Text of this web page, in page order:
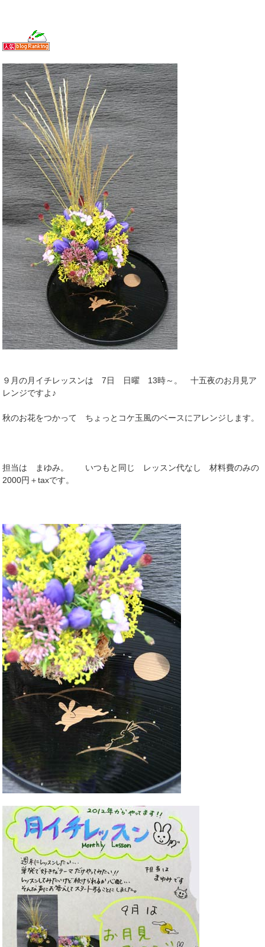
９月の月イチレッスンは 7日 日曜 13時～。 十五夜のお月見ア
レンジですよ♪
秋のお花をつかって ちょっとコケ玉風のベースにアレンジします。
担当は まゆみ。 いつもと同じ レッスン代なし 材料費のみの
2000円＋taxです。